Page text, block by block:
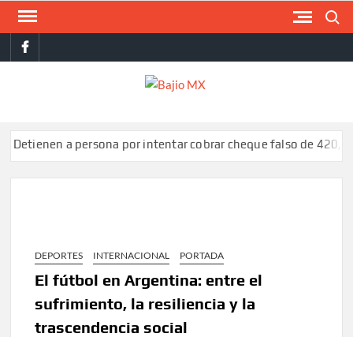
Saltar
contenidofacebook
a persona por intentar cobrar cheque falso de 420,000 pesos
DEPORTES INTERNACIONAL PORTADA
El fútbol en Argentina: entre el
sufrimiento, la resiliencia y la
trascendencia social